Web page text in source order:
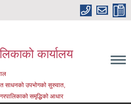
कार्यालय
साधनको उपभोगको सुरुवात,
समृद्धिको आधार